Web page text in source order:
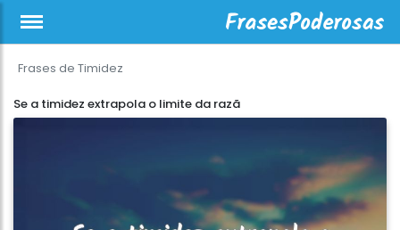
Frases de Timidez
Se a timidez extrapola o limite da razã